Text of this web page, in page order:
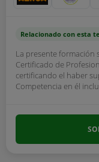
Relacionado con esta
La presente formación
Certificado de
certificando el haber
Competencia en él